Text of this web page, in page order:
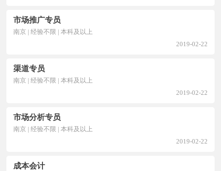
市场推广专员
南京 | 经验不限 | 本科及以上
2019-02-22
渠道专员
南京 | 经验不限 | 本科及以上
2019-02-22
市场分析专员
南京 | 经验不限 | 本科及以上
2019-02-22
成本会计